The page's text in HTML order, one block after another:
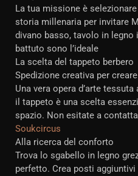
La tua missione è
storia millenaria per invitare
divano basso, tavolo in legno
battuto sono l’ideale
La scelta del tappeto berbero
Spedizione creativa per
Una vera opera d’arte
il tappeto è una scelta
spazio. Non esitate a
Soukcircus
Alla ricerca del conforto
Trova lo sgabello in legno
perfetto. Crea posti